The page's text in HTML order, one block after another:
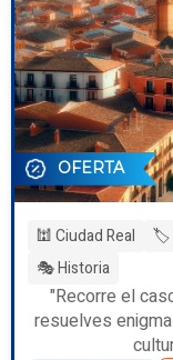
OFERTA
🕍 Ciudad Real 🏷️
🎭 Historia
"Recorre el
resuelves